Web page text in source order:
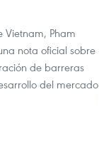
Vietnam, Pham
nota oficial sobre
de barreras
del mercado